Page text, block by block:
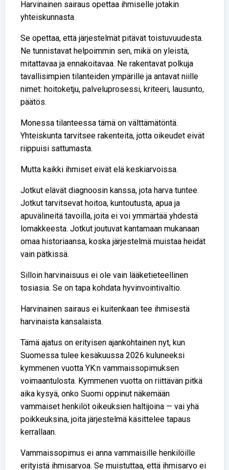
Harvinainen sairaus opettaa ihmiselle jotakin
yhteiskunnasta.
Se opettaa, että järjestelmät pitävät toistuvuudesta.
Ne tunnistavat helpoimmin sen, mikä on yleistä,
mitattavaa ja ennakoitavaa. Ne rakentavat polkuja
tavallisimpien tilanteiden ympärille ja antavat niille
nimet: hoitoketju, palveluprosessi, kriteeri, lausunto,
päätös.
Monessa tilanteessa tämä on välttämätöntä.
Yhteiskunta tarvitsee rakenteita, jotta oikeudet eivät
riippuisi sattumasta.
Mutta kaikki ihmiset eivät elä keskiarvoissa.
Jotkut elävät diagnoosin kanssa, jota harva tuntee.
Jotkut tarvitsevat hoitoa, kuntoutusta, apua ja
apuvälineitä tavoilla, joita ei voi ymmärtää yhdestä
lomakkeesta. Jotkut joutuvat kantamaan mukanaan
omaa historiaansa, koska järjestelmä muistaa heidät
vain pätkissä.
Silloin harvinaisuus ei ole vain lääketieteellinen
tosiasia. Se on tapa kohdata hyvinvointivaltio.
Harvinainen sairaus ei kuitenkaan tee ihmisestä
harvinaista kansalaista.
Tämä ajatus on erityisen ajankohtainen nyt, kun
Suomessa tulee kesäkuussa 2026 kuluneeksi
kymmenen vuotta YK:n vammaissopimuksen
voimaantulosta. Kymmenen vuotta on riittävän pitkä
aika kysyä, onko Suomi oppinut näkemään
vammaiset henkilöt oikeuksien haltijoina — vai yhä
poikkeuksina, joita järjestelmä käsittelee tapaus
kerrallaan.
Vammaissopimus ei anna vammaisille henkilöille
erityistä ihmisarvoa. Se muistuttaa, että ihmisarvo ei